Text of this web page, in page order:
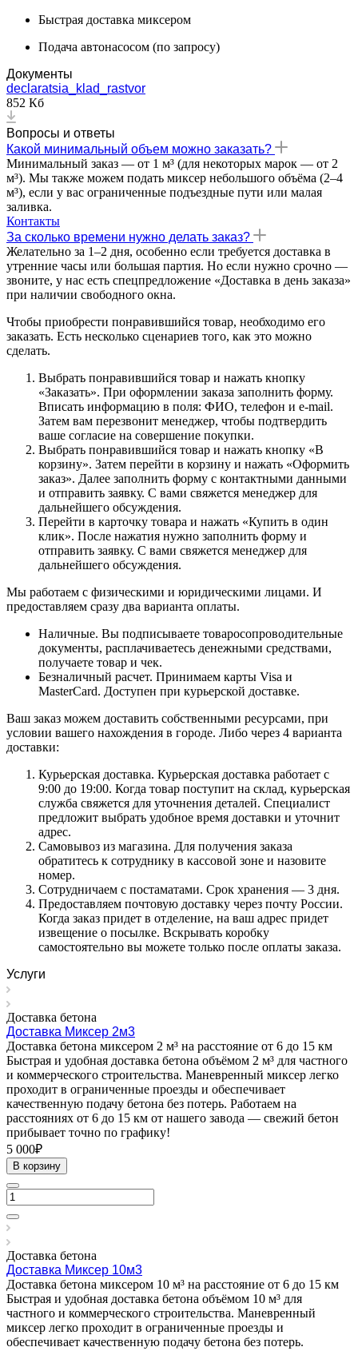
Быстрая доставка миксером
Подача автонасосом (по запросу)
Документы
declaratsia_klad_rastvor
852 Кб
Вопросы и ответы
Какой минимальный объем можно заказать?
Минимальный заказ — от 1 м³ (для некоторых марок — от 2
м³). Мы также можем подать миксер небольшого объёма (2–4
м³), если у вас ограниченные подъездные пути или малая
заливка.
Контакты
За сколько времени нужно делать заказ?
Желательно за 1–2 дня, особенно если требуется доставка в
утренние часы или большая партия. Но если нужно срочно —
звоните, у нас есть спецпредложение «Доставка в день заказа»
при наличии свободного окна.
Чтобы приобрести понравившийся товар, необходимо его
заказать. Есть несколько сценариев того, как это можно
сделать.
Выбрать понравившийся товар и нажать кнопку
«Заказать». При оформлении заказа заполнить форму.
Вписать информацию в поля: ФИО, телефон и e-mail.
Затем вам перезвонит менеджер, чтобы подтвердить
ваше согласие на совершение покупки.
Выбрать понравившийся товар и нажать кнопку «В
корзину». Затем перейти в корзину и нажать «Оформить
заказ». Далее заполнить форму с контактными данными
и отправить заявку. С вами свяжется менеджер для
дальнейшего обсуждения.
Перейти в карточку товара и нажать «Купить в один
клик». После нажатия нужно заполнить форму и
отправить заявку. С вами свяжется менеджер для
дальнейшего обсуждения.
Мы работаем с физическими и юридическими лицами. И
предоставляем сразу два варианта оплаты.
Наличные. Вы подписываете товаросопроводительные
документы, расплачиваетесь денежными средствами,
получаете товар и чек.
Безналичный расчет. Принимаем карты Visa и
MasterCard. Доступен при курьерской доставке.
Ваш заказ можем доставить собственными ресурсами, при
условии вашего нахождения в городе. Либо через 4 варианта
доставки:
Курьерская доставка. Курьерская доставка работает с
9:00 до 19:00. Когда товар поступит на склад, курьерская
служба свяжется для уточнения деталей. Специалист
предложит выбрать удобное время доставки и уточнит
адрес.
Самовывоз из магазина. Для получения заказа
обратитесь к сотруднику в кассовой зоне и назовите
номер.
Сотрудничаем с постаматами. Срок хранения — 3 дня.
Предоставляем почтовую доставку через почту России.
Когда заказ придет в отделение, на ваш адрес придет
извещение о посылке. Вскрывать коробку
самостоятельно вы можете только после оплаты заказа.
Услуги
Доставка бетона
Доставка Миксер 2м3
Доставка бетона миксером 2 м³ на расстояние от 6 до 15 км
Быстрая и удобная доставка бетона объёмом 2 м³ для частного
и коммерческого строительства. Маневренный миксер легко
проходит в ограниченные проезды и обеспечивает
качественную подачу бетона без потерь. Работаем на
расстояниях от 6 до 15 км от нашего завода — свежий бетон
прибывает точно по графику!
5 000₽
В корзину
Доставка бетона
Доставка Миксер 10м3
Доставка бетона миксером 10 м³ на расстояние от 6 до 15 км
Быстрая и удобная доставка бетона объёмом 10 м³ для
частного и коммерческого строительства. Маневренный
миксер легко проходит в ограниченные проезды и
обеспечивает качественную подачу бетона без потерь.